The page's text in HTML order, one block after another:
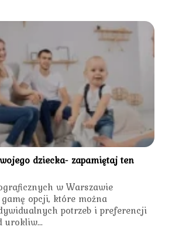
dziecka- zapamiętaj ten
w Warszawie
opcji, które można
potrzeb i preferencji
urokliw...